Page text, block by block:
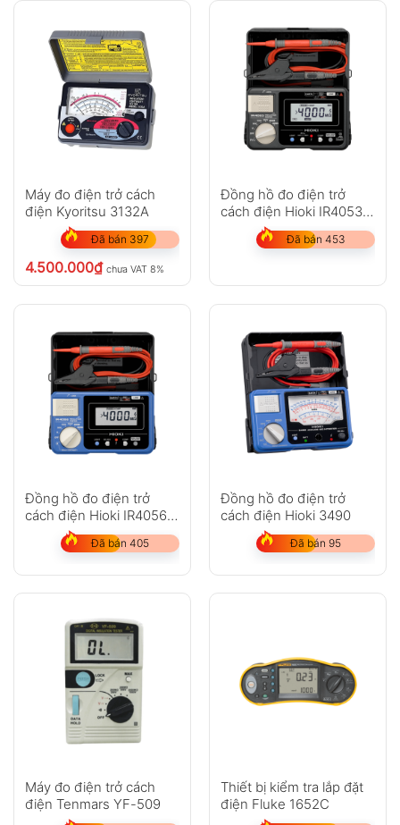
Máy đo điện trở cách
điện Kyoritsu 3132A
Đã bán 397
4.500.000₫ chưa VAT 8%
Đồng hồ đo điện trở
cách điện Hioki IR4053-
Đã bán 453
Đồng hồ đo điện trở
cách điện Hioki IR4056-
Đã bán 405
Đồng hồ đo điện trở
cách điện Hioki 3490
Đã bán 95
Máy đo điện trở cách
điện Tenmars YF-509
Thiết bị kiểm tra lắp đặt
điện Fluke 1652C